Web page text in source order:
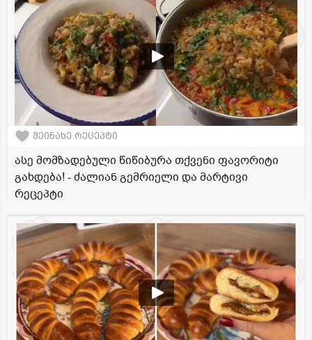
შეინახე რეცეპტი
ასე მომზადებული წიწიბურა თქვენი ფავორიტი
გახდება! - ძალიან გემრიელი და მარტივი
რეცეპტი